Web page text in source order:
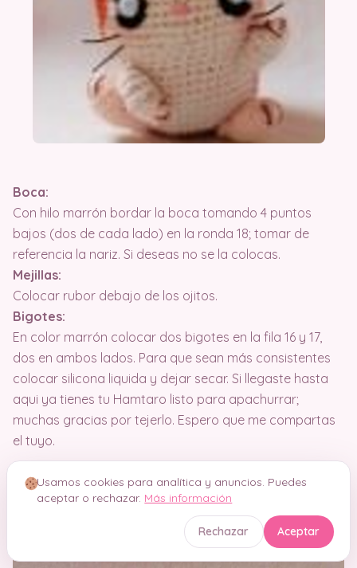
Boca:
Con hilo marrón bordar la boca tomando 4 puntos
bajos (dos de cada lado) en la ronda 18; tomar de
referencia la nariz. Si deseas no se la colocas.
Mejillas:
Colocar rubor debajo de los ojitos.
Bigotes:
En color marrón colocar dos bigotes en la fila 16 y 17,
dos en ambos lados. Para que sean más consistentes
colocar silicona liquida y dejar secar. Si llegaste hasta
aqui ya tienes tu Hamtaro listo para apachurrar;
muchas gracias por tejerlo. Espero que me compartas
el tuyo.
Usamos cookies para analítica y anuncios. Puedes
aceptar o rechazar. Más información
Rechazar Aceptar